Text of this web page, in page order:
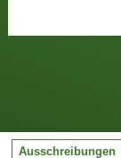
Ausschreibungen